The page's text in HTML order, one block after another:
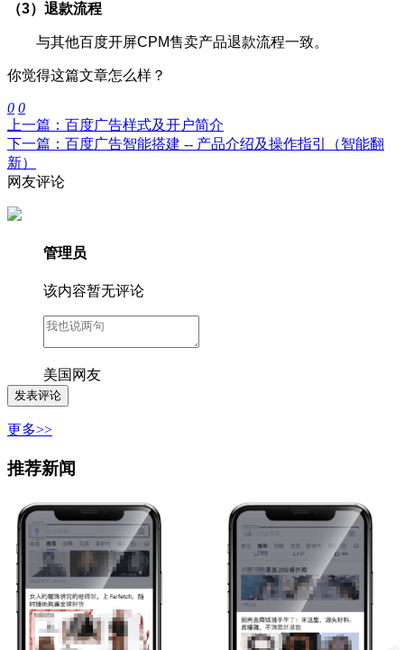
（3）退款流程
与其他百度开屏CPM售卖产品退款流程一致。
你觉得这篇文章怎么样？
0 0
上一篇：百度广告样式及开户简介
下一篇：百度广告智能搭建 -- 产品介绍及操作指引（智能翻
新）
网友评论
管理员
该内容暂无评论
美国网友
更多>>
推荐新闻